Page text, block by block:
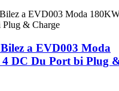
a EVD003 Moda
DC Du Port bi Plug